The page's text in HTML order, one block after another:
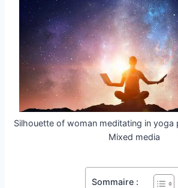
Silhouette of woman meditating in
Mixed media
Sommaire :